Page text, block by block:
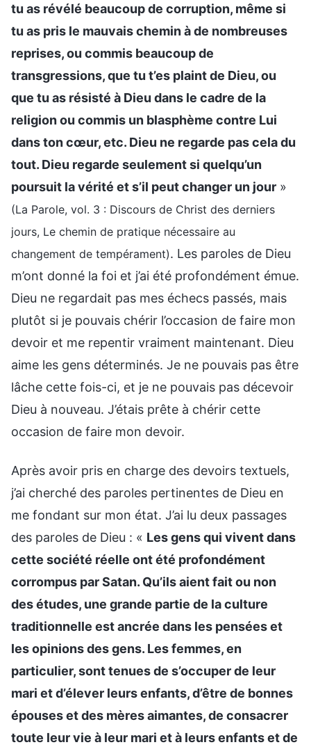
tu as révélé beaucoup de corruption, même si
tu as pris le mauvais chemin à de nombreuses
reprises, ou commis beaucoup de
transgressions, que tu t’es plaint de Dieu, ou
que tu as résisté à Dieu dans le cadre de la
religion ou commis un blasphème contre Lui
dans ton cœur, etc. Dieu ne regarde pas cela du
tout. Dieu regarde seulement si quelqu’un
poursuit la vérité et s’il peut changer un jour »
(La Parole, vol. 3 : Discours de Christ des derniers
jours, Le chemin de pratique nécessaire au
changement de tempérament). Les paroles de Dieu
m’ont donné la foi et j’ai été profondément émue.
Dieu ne regardait pas mes échecs passés, mais
plutôt si je pouvais chérir l’occasion de faire mon
devoir et me repentir vraiment maintenant. Dieu
aime les gens déterminés. Je ne pouvais pas être
lâche cette fois-ci, et je ne pouvais pas décevoir
Dieu à nouveau. J’étais prête à chérir cette
occasion de faire mon devoir.
Après avoir pris en charge des devoirs textuels,
j’ai cherché des paroles pertinentes de Dieu en
me fondant sur mon état. J’ai lu deux passages
des paroles de Dieu : « Les gens qui vivent dans
cette société réelle ont été profondément
corrompus par Satan. Qu’ils aient fait ou non
des études, une grande partie de la culture
traditionnelle est ancrée dans les pensées et
les opinions des gens. Les femmes, en
particulier, sont tenues de s’occuper de leur
mari et d’élever leurs enfants, d’être de bonnes
épouses et des mères aimantes, de consacrer
toute leur vie à leur mari et à leurs enfants et de